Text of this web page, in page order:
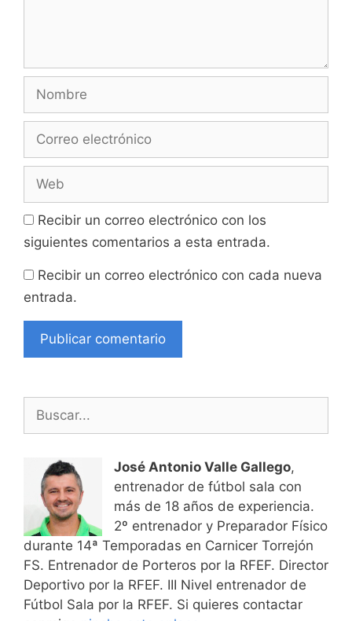
electrónico
Recibir un correo electrónico con los
siguientes comentarios a esta entrada.
Recibir un correo electrónico con cada nueva
entrada.
José Antonio Valle Gallego,
entrenador de fútbol sala con
más de 18 años de experiencia.
2º entrenador y Preparador Físico
durante 14ª Temporadas en Carnicer Torrejón
FS. Entrenador de Porteros por la RFEF. Director
Deportivo por la RFEF. III Nivel entrenador de
Fútbol Sala por la RFEF. Si quieres contactar